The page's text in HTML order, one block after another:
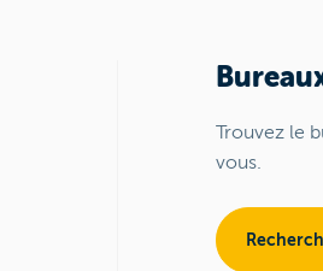
Trouvez le
vous.